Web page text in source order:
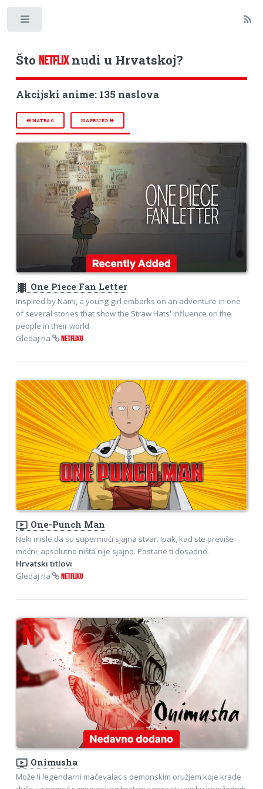
Što NETFLIXnudi u Hrvatskoj?
Akcijski anime: 135 naslova
NATRAG NAPRIJED
theaters One Piece Fan Letter
Inspired by Nami, a young girl embarks on an adventure in one
of several stories that show the Straw Hats' influence on the
people in their world.
Gledaj na
NETFLIXU
ondemand_video One-Punch Man
Neki misle da su supermoći sjajna stvar. Ipak, kad ste previše
moćni, apsolutno ništa nije sjajno. Postane ti dosadno.
Hrvatski titlovi
Gledaj na
NETFLIXU
ondemand_video Onimusha
Može li legendarni mačevalac s demonskim oružjem koje krade